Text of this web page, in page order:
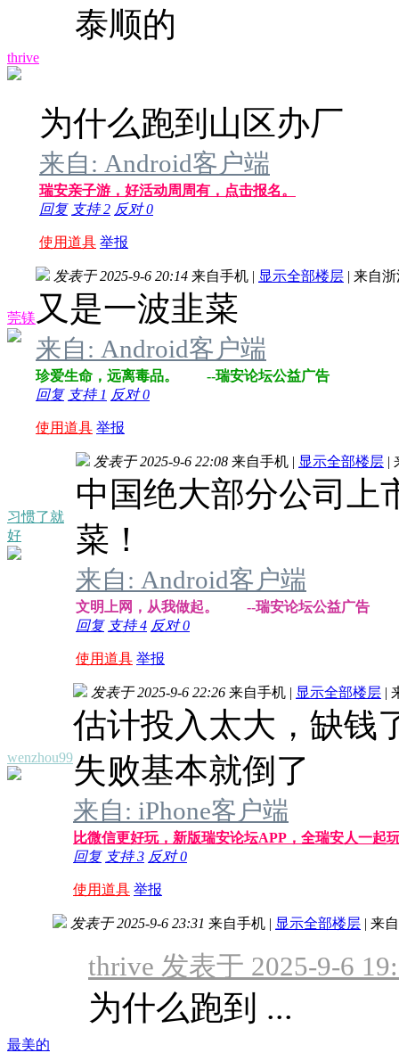
thrive
泰顺的
为什么跑到山区办厂
来自: Android客户端
瑞安亲子游，好活动周周有，点击报名。
回复 支持2 反对0
使用道具 举报
莞镁
发表于 2025-9-6 20:14 来自手机 | 显示全部楼层 | 来自浙
又是一波韭菜
来自: Android客户端
珍爱生命，远离毒品。 --瑞安论坛公益广告
回复 支持 1 反对0
使用道具 举报
习惯了就
好
发表于 2025-9-6 22:08 来自手机 | 显示全部楼层 |
中国绝大部分公司上
菜！
来自: Android客户端
文明上网，从我做起。 --瑞安论坛公益广告
回复 支持4 反对0
使用道具 举报
wenzhou99
发表于 2025-9-6 22:26 来自手机 | 显示全部楼层 |
估计投入太大，缺钱
失败基本就倒了
来自: iPhone客户端
比微信更好玩，新版瑞安论坛APP，全瑞安人一起
回复 支持3 反对0
使用道具 举报
最美的
发表于 2025-9-6 23:31 来自手机 | 显示全部楼层 | 来
thrive 发表于 2025-9-6
为什么跑到 ...